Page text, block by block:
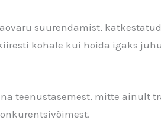
suurendamist,
kohale kui hoida igaks
teenustasemest, mitte ainult